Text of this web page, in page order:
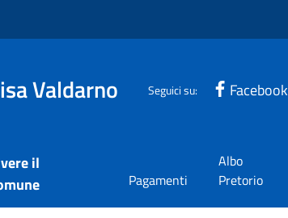
Valdarno Seguici su: Facebook
il
Pagamenti
Albo
Pretorio